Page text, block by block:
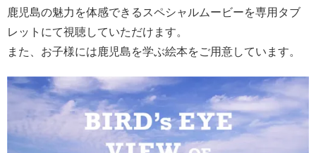
鹿児島の魅力を体感できるスペシャルムービーを専用タブ
レットにて視聴していただけます。
また、お子様には鹿児島を学ぶ絵本をご用意しています。